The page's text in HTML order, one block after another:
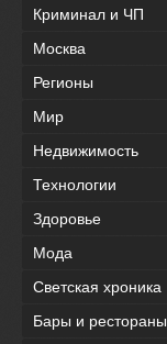
Криминал и ЧП
Москва
Регионы
Мир
Недвижимость
Технологии
Здоровье
Мода
Светская хроника
Бары и рестораны